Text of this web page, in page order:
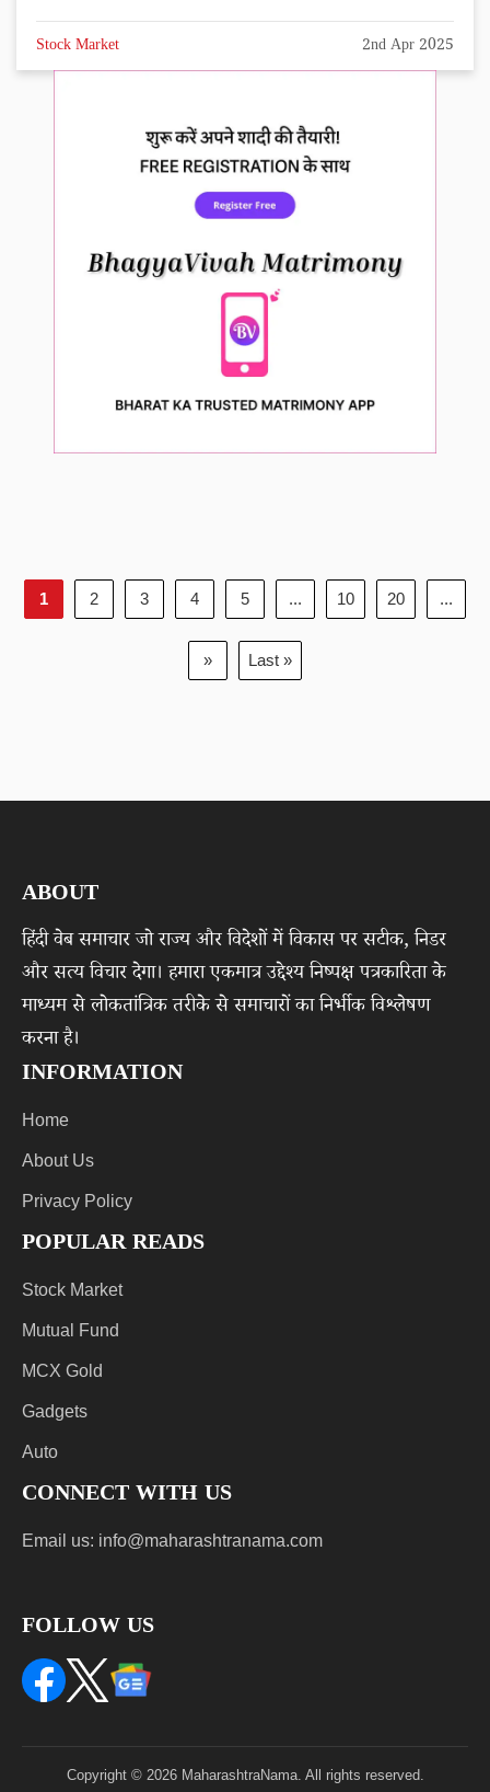
Stock Market 2nd Apr 2025
1 2 3 4 5 ... 10 20 ...
» Last »
ABOUT
हिंदी वेब समाचार जो राज्य और विदेशों में विकास पर सटीक, निडर
और सत्य विचार देगा। हमारा एकमात्र उद्देश्य निष्पक्ष पत्रकारिता के
माध्यम से लोकतांत्रिक तरीके से समाचारों का निर्भीक विश्लेषण
करना है।
INFORMATION
Home
About Us
Privacy Policy
POPULAR READS
Stock Market
Mutual Fund
MCX Gold
Gadgets
Auto
CONNECT WITH US
Email us: info@maharashtranama.com
FOLLOW US
Copyright © 2026 MaharashtraNama. All rights reserved.